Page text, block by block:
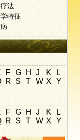
法
特征
F G H J K
L
R S T W X
Y
F G H J K
L
R S T W X
Y